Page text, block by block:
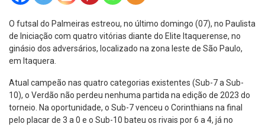
O futsal do Palmeiras estreou, no último domingo (07), no Paulista
de Iniciação com quatro vitórias diante do Elite Itaquerense, no
ginásio dos adversários, localizado na zona leste de São Paulo,
em Itaquera.
Atual campeão nas quatro categorias existentes (Sub-7 a Sub-
10), o Verdão não perdeu nenhuma partida na edição de 2023 do
torneio. Na oportunidade, o Sub-7 venceu o Corinthians na final
pelo placar de 3 a 0 e o Sub-10 bateu os rivais por 6 a 4, já no